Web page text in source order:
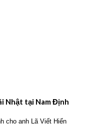
Nhật tại Nam Định
cho anh Lã Viết Hiển